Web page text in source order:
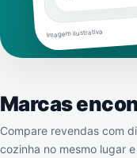
Imagem ilustrativa
Marcas
Compare revendas com
cozinha no mesmo lugar